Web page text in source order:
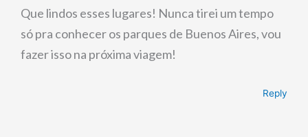
Que lindos esses lugares! Nunca tirei um tempo
só pra conhecer os parques de Buenos Aires, vou
fazer isso na próxima viagem!
Reply